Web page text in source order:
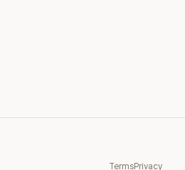
TermsPrivacy